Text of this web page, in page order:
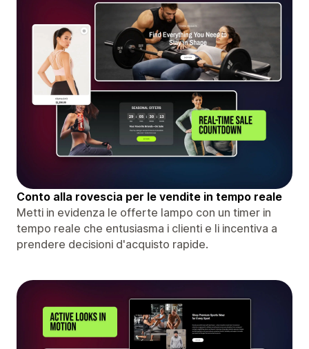
Conto alla rovescia per le vendite in tempo reale
Metti in evidenza le offerte lampo con un timer in
tempo reale che entusiasma i clienti e li incentiva a
prendere decisioni d'acquisto rapide.